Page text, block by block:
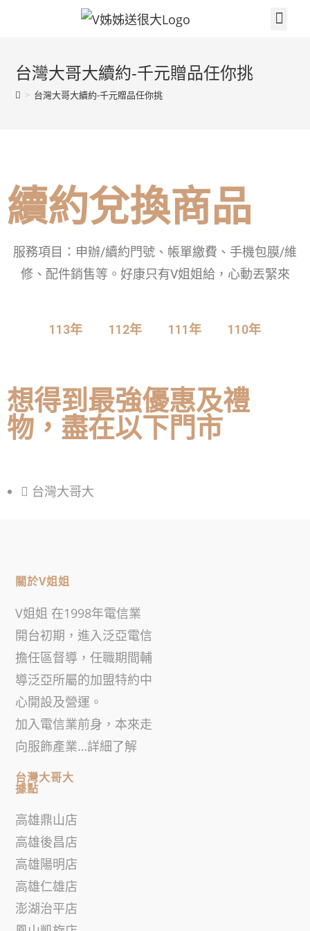
台灣大哥大續約-千元贈品任你挑
> 台灣大哥大續約-千元贈品任你挑
續約兌換商品
服務項目：申辦/續約門號、帳單繳費、手機包膜/維
修、配件銷售等。好康只有V姐姐給，心動丟緊來
113年 112年 111年 110年
想得到最強優惠及禮
物，盡在以下門市
台灣大哥大
關於V姐姐
V姐姐 在1998年電信業
開台初期，進入泛亞電信
擔任區督導，任職期間輔
導泛亞所屬的加盟特約中
心開設及營運。
加入電信業前身，本來走
向服飾產業…詳細了解
台灣大哥大
據點
高雄鼎山店
高雄後昌店
高雄陽明店
高雄仁雄店
澎湖治平店